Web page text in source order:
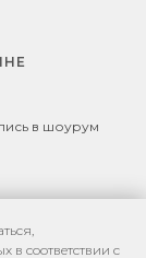
в соответствии с
в шоурум